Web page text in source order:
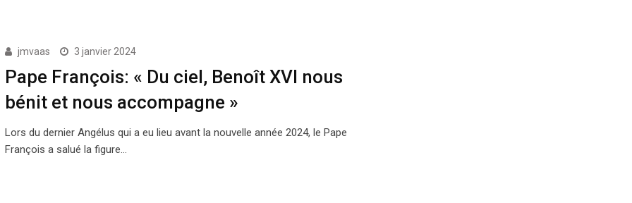
jmvaas 3 janvier 2024
Pape François: « Du ciel, Benoît XVI nous
bénit et nous accompagne »
Lors du dernier Angélus qui a eu lieu avant la nouvelle année 2024, le Pape
François a salué la figure…